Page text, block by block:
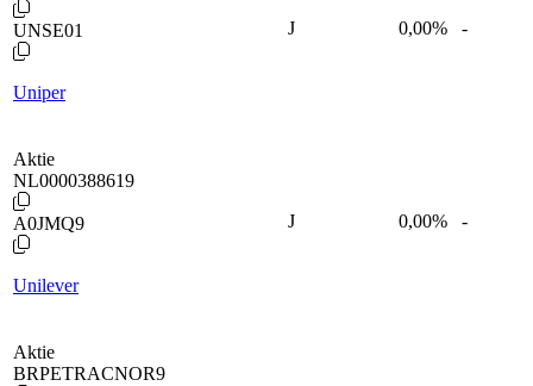
UNSE01
Uniper
J 0,00% -
Aktie
NL0000388619
A0JMQ9
Unilever
J 0,00% -
Aktie
BRPETRACNOR9